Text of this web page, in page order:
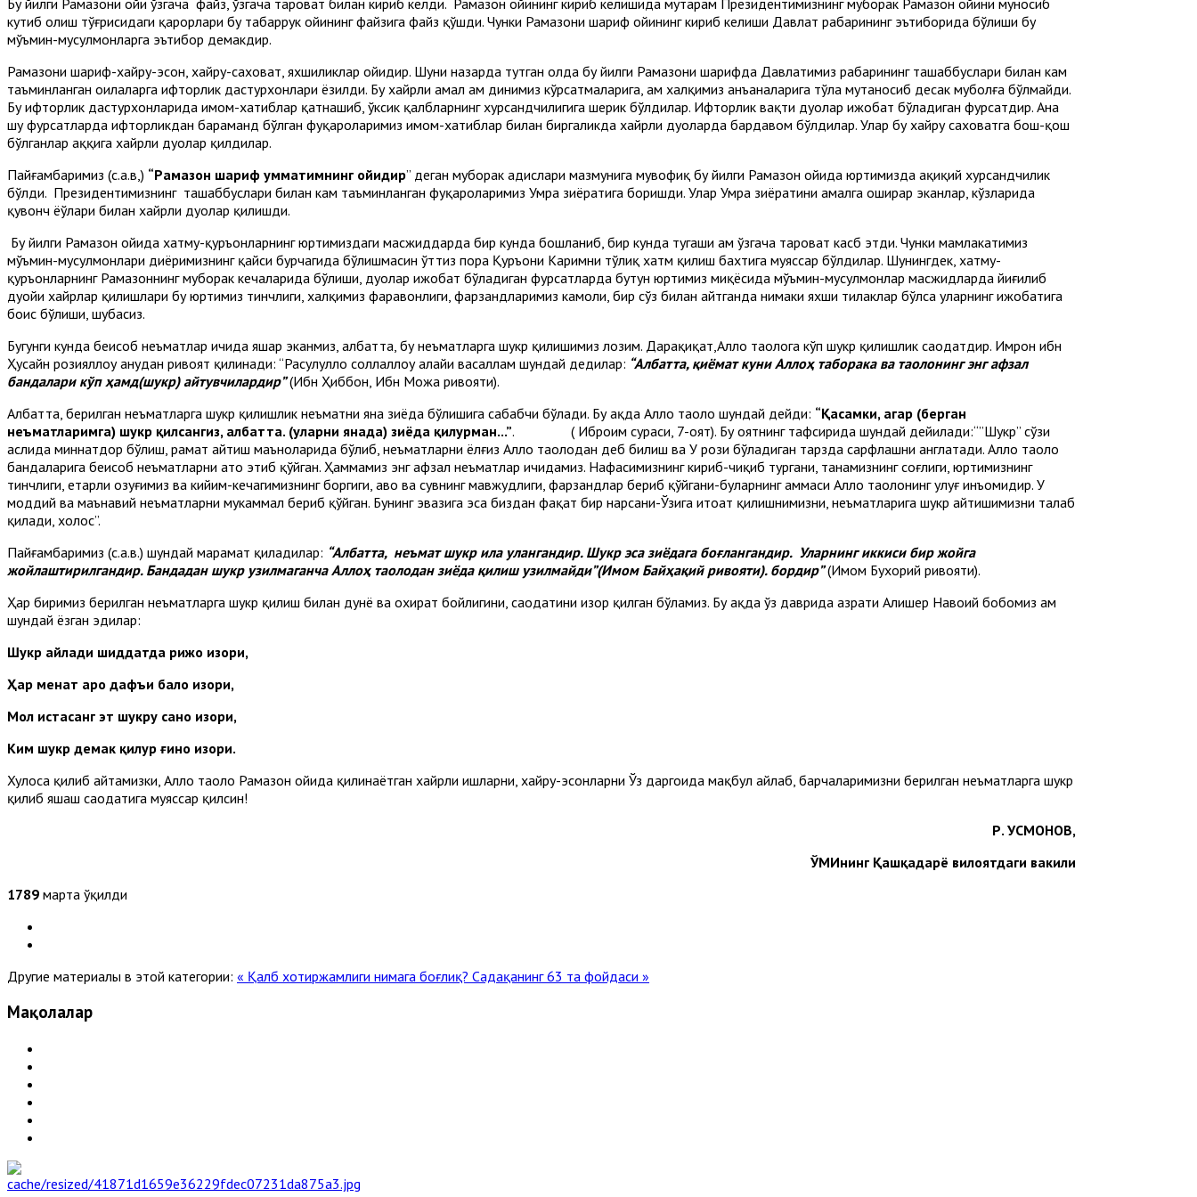
кутиб олиш тўғрисидаги қарорлари бу табаррук ойининг файзига файз қўшди. Чунки Рамазони шариф ойининг кириб келиши Давлат раҳбарининг эътиборида бўлиши бу
мўъмин-мусулмонларга эътибор демакдир.
Рамазони шариф-хайру-эҳсон, хайру-саховат, яхшиликлар ойидир. Шуни назарда тутган ҳолда бу йилги Рамазони шарифда Давлатимиз раҳбарининг ташаббуслари билан кам
таъминланган оилаларга ифторлик дастурхонлари ёзилди. Бу хайрли амал ҳам динимиз кўрсатмаларига, ҳам халқимиз анъаналарига тўла мутаносиб десак муболға бўлмайди.
Бу ифторлик дастурхонларида имом-хатиблар қатнашиб, ўксик қалбларнинг хурсандчилигига шерик бўлдилар. Ифторлик вақти дуолар ижобат бўладиган фурсатдир. Ана
шу фурсатларда ифторликдан баҳраманд бўлган фуқароларимиз имом-хатиблар билан биргаликда хайрли дуоларда бардавом бўлдилар. Улар бу хайру саховатга бош-қош
бўлганлар ҳаққига хайрли дуолар қилдилар.
Пайғамбаримиз (с.а.в,) “Рамазон шариф умматимнинг ойидир” деган муборак ҳадислари мазмунига мувофиқ бу йилги Рамазон ойида юртимизда ҳақиқий хурсандчилик
бўлди. Президентимизнинг ташаббуслари билан кам таъминланган фуқароларимиз Умра зиёратига боришди. Улар Умра зиёратини амалга оширар эканлар, кўзларида
қувонч ёўлари билан хайрли дуолар қилишди.
Бу йилги Рамазон ойида хатму-қуръонларнинг юртимиздаги масжиддарда бир кунда бошланиб, бир кунда тугаши ҳам ўзгача тароват касб этди. Чунки мамлакатимиз
мўъмин-мусулмонлари диёримизнинг қайси бурчагида бўлишмасин ўттиз пора Қуръони Каримни тўлиқ хатм қилиш бахтига муяссар бўлдилар. Шунингдек, хатму-
қуръонларнинг Рамазоннинг муборак кечаларида бўлиши, дуолар ижобат бўладиган фурсатларда бутун юртимиз миқёсида мўъмин-мусулмонлар масжидларда йиғилиб
дуойи хайрлар қилишлари бу юртимиз тинчлиги, халқимиз фаравонлиги, фарзандларимиз камоли, бир сўз билан айтганда нимаки яхши тилаклар бўлса уларнинг ижобатига
боис бўлиши, шубҳасиз.
Бугунги кунда беҳисоб неъматлар ичида яшар эканмиз, албатта, бу неъматларга шукр қилишимиз лозим. Дарҳақиқат,Аллоҳ таолога кўп шукр қилишлик саодатдир. Имрон ибн
Ҳусайн розияллоҳу анҳудан ривоят қилинади: “Расулуллоҳ соллаллоҳу алайҳи васаллам шундай дедилар: “Албатта, қиёмат куни Аллоҳ таборака ва таолонинг энг афзал
бандалари кўп ҳамд(шукр) айтувчилардир”(Ибн Ҳиббон, Ибн Можа ривояти).
Албатта, берилган неъматларга шукр қилишлик неъматни яна зиёда бўлишига сабабчи бўлади. Бу ҳақда Аллоҳ таоло шундай дейди: “Қасамки, агар (берган
неъматларимга) шукр қилсангиз, албатта. (уларни янада) зиёда қилурман...”. ( Иброҳим сураси, 7-оят). Бу оятнинг тафсирида шундай дейилади:“”Шукр” сўзи
аслида миннатдор бўлиш, раҳмат айтиш маъноларида бўлиб, неъматларни ёлғиз Аллоҳ таолодан деб билиш ва У рози бўладиган тарзда сарфлашни англатади. Аллоҳ таоло
бандаларига беҳисоб неъматларни ато этиб қўйган. Ҳаммамиз энг афзал неъматлар ичидамиз. Нафасимизнинг кириб-чиқиб тургани, танамизнинг соғлиги, юртимизнинг
тинчлиги, етарли озуғимиз ва кийим-кечагимизнинг боргиги, ҳаво ва сувнинг мавжудлиги, фарзандлар бериб қўйгани-буларнинг ҳаммаси Аллоҳ таолонинг улуғ инъомидир. У
моддий ва маънавий неъматларни мукаммал бериб қўйган. Бунинг эвазига эса биздан фақат бир нарсани-Ўзига итоат қилишнимизни, неъматларига шукр айтишимизни талаб
қилади, холос”.
Пайғамбаримиз (с.а.в.) шундай марҳамат қиладилар: “Албатта, неъмат шукр ила улангандир. Шукр эса зиёдага боғлангандир. Уларнинг иккиси бир жойга
жойлаштирилгандир. Бандадан шукр узилмаганча Аллоҳ таолодан зиёда қилиш узилмайди”(Имом Байҳақий ривояти). бордир”(Имом Бухорий ривояти).
Ҳар биримиз берилган неъматларга шукр қилиш билан дунё ва охират бойлигини, саодатини изҳор қилган бўламиз. Бу ҳақда ўз даврида ҳазрати Алишер Навоий бобомиз ҳам
шундай ёзган эдилар:
Шукр айлади шиддатда рижо изҳори,
Ҳар меҳнат аро дафъи бало изҳори,
Мол истасанг эт шукру сано изҳори,
Ким шукр демак қилур ғино изҳори.
Хулоса қилиб айтамизки, Аллоҳ таоло Рамазон ойида қилинаётган хайрли ишларни, хайру-эҳсонларни Ўз даргоҳида мақбул айлаб, барчаларимизни берилган неъматларга шукр
қилиб яшаш саодатига муяссар қилсин!
Р. УСМОНОВ,
ЎМИнинг Қашқадарё вилоятдаги вакили
1789 марта ўқилди
Другие материалы в этой категории: « Қалб хотиржамлиги нимага боғлиқ? Садақанинг 63 та фойдаси »
Мақолалар